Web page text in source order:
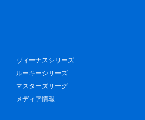
ヴィーナスシリーズ
ルーキーシリーズ
マスターズリーグ
メディア情報